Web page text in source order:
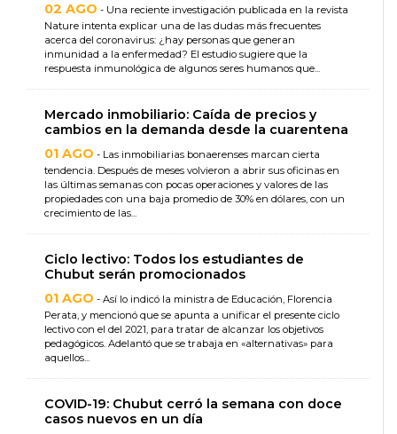
02 AGO - Una reciente investigación publicada en la revista
Nature intenta explicar una de las dudas más frecuentes
acerca del coronavirus: ¿hay personas que generan
inmunidad a la enfermedad? El estudio sugiere que la
respuesta inmunológica de algunos seres humanos que...
Mercado inmobiliario: Caída de precios y
cambios en la demanda desde la cuarentena
01 AGO - Las inmobiliarias bonaerenses marcan cierta
tendencia. Después de meses volvieron a abrir sus oficinas en
las últimas semanas con pocas operaciones y valores de las
propiedades con una baja promedio de 30% en dólares, con un
crecimiento de las...
Ciclo lectivo: Todos los estudiantes de
Chubut serán promocionados
01 AGO - Así lo indicó la ministra de Educación, Florencia
Perata, y mencionó que se apunta a unificar el presente ciclo
lectivo con el del 2021, para tratar de alcanzar los objetivos
pedagógicos. Adelantó que se trabaja en «alternativas» para
aquellos...
COVID-19: Chubut cerró la semana con doce
casos nuevos en un día